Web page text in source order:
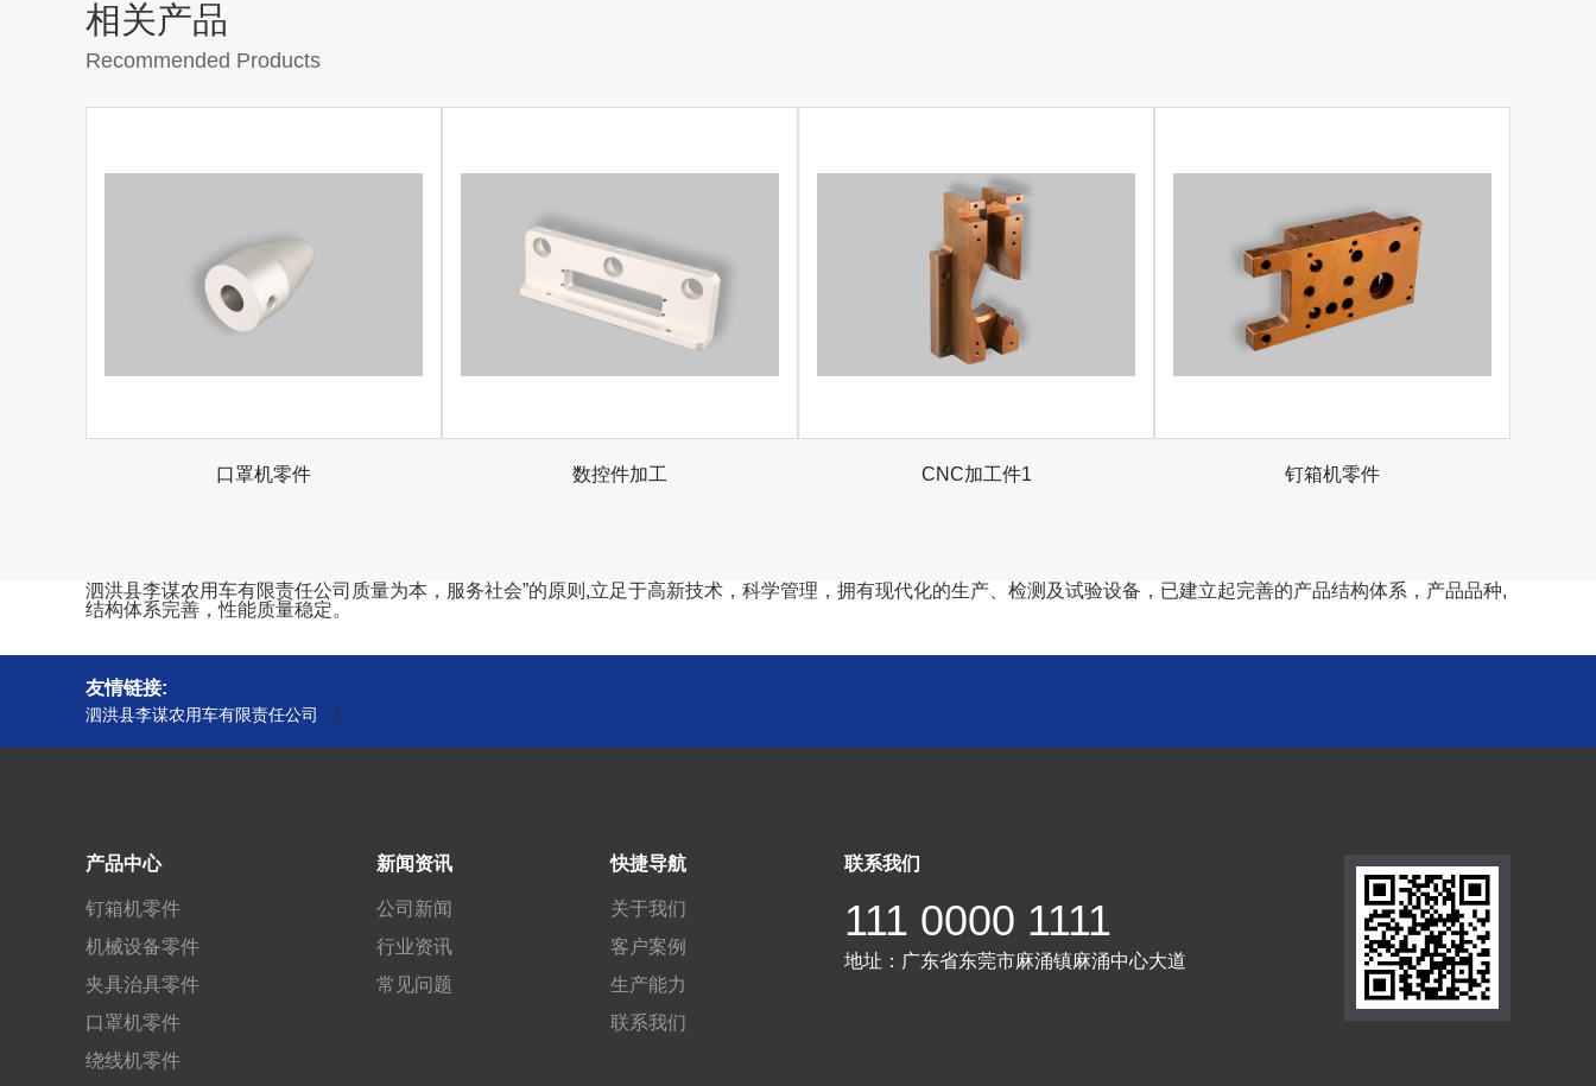
相关产品
Recommended Products
口罩机零件 数控件加工 CNC加工件1 钉箱机零件
泗洪县李谋农用车有限责任公司质量为本，服务社会”的原则,立足于高新技术，科学管理，拥有现代化的生产、检测及试验设备，已建立起完善的产品结构体系，产品品种,
结构体系完善，性能质量稳定。
友情链接:
泗洪县李谋农用车有限责任公司
产品中心
钉箱机零件
机械设备零件
夹具治具零件
口罩机零件
绕线机零件
新闻资讯
公司新闻
行业资讯
常见问题
快捷导航
关于我们
客户案例
生产能力
联系我们
联系我们
111 0000 1111
地址： 广东省东莞市麻涌镇麻涌中心大道